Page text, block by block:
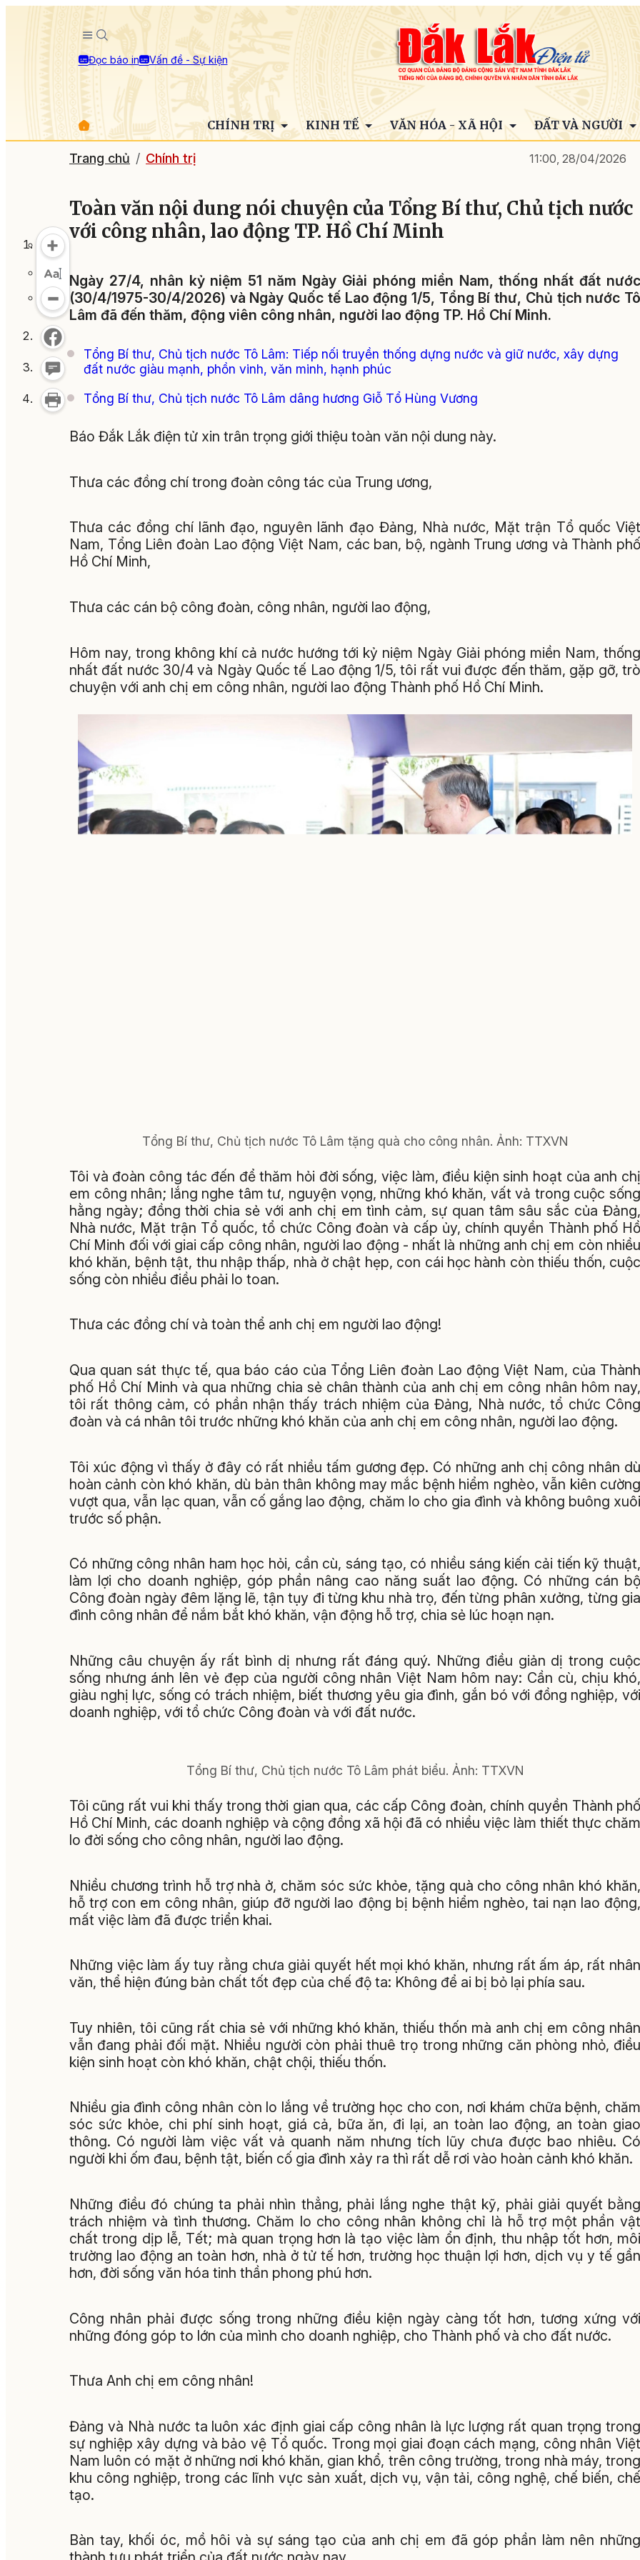
Đọc báo in Vấn đề - Sự kiện
CHÍNH TRỊ KINH TẾ VĂN HÓA - XÃ HỘI ĐẤT VÀ NGƯỜI
Trang chủ Chính trị 11:00, 28/04/2026
Toàn văn nội dung nói chuyện của Tổng Bí thư, Chủ tịch nước
với công nhân, lao động TP. Hồ Chí Minh
Ngày 27/4, nhân kỷ niệm 51 năm Ngày Giải phóng miền Nam, thống nhất đất nước
(30/4/1975-30/4/2026) và Ngày Quốc tế Lao động 1/5, Tổng Bí thư, Chủ tịch nước Tô
Lâm đã đến thăm, động viên công nhân, người lao động TP. Hồ Chí Minh.
Tổng Bí thư, Chủ tịch nước Tô Lâm: Tiếp nối truyền thống dựng nước và giữ nước, xây dựng
đất nước giàu mạnh, phồn vinh, văn minh, hạnh phúc
Tổng Bí thư, Chủ tịch nước Tô Lâm dâng hương Giỗ Tổ Hùng Vương
Báo Đắk Lắk điện tử xin trân trọng giới thiệu toàn văn nội dung này.
Thưa các đồng chí trong đoàn công tác của Trung ương,
Thưa các đồng chí lãnh đạo, nguyên lãnh đạo Đảng, Nhà nước, Mặt trận Tổ quốc Việt
Nam, Tổng Liên đoàn Lao động Việt Nam, các ban, bộ, ngành Trung ương và Thành phố
Hồ Chí Minh,
Thưa các cán bộ công đoàn, công nhân, người lao động,
Hôm nay, trong không khí cả nước hướng tới kỷ niệm Ngày Giải phóng miền Nam, thống
nhất đất nước 30/4 và Ngày Quốc tế Lao động 1/5, tôi rất vui được đến thăm, gặp gỡ, trò
chuyện với anh chị em công nhân, người lao động Thành phố Hồ Chí Minh.
Tổng Bí thư, Chủ tịch nước Tô Lâm tặng quà cho công nhân. Ảnh: TTXVN
Tôi và đoàn công tác đến để thăm hỏi đời sống, việc làm, điều kiện sinh hoạt của anh chị
em công nhân; lắng nghe tâm tư, nguyện vọng, những khó khăn, vất vả trong cuộc sống
hằng ngày; đồng thời chia sẻ với anh chị em tình cảm, sự quan tâm sâu sắc của Đảng,
Nhà nước, Mặt trận Tổ quốc, tổ chức Công đoàn và cấp ủy, chính quyền Thành phố Hồ
Chí Minh đối với giai cấp công nhân, người lao động - nhất là những anh chị em còn nhiều
khó khăn, bệnh tật, thu nhập thấp, nhà ở chật hẹp, con cái học hành còn thiếu thốn, cuộc
sống còn nhiều điều phải lo toan.
Thưa các đồng chí và toàn thể anh chị em người lao động!
Qua quan sát thực tế, qua báo cáo của Tổng Liên đoàn Lao động Việt Nam, của Thành
phố Hồ Chí Minh và qua những chia sẻ chân thành của anh chị em công nhân hôm nay,
tôi rất thông cảm, có phần nhận thấy trách nhiệm của Đảng, Nhà nước, tổ chức Công
đoàn và cá nhân tôi trước những khó khăn của anh chị em công nhân, người lao động.
Tôi xúc động vì thấy ở đây có rất nhiều tấm gương đẹp. Có những anh chị công nhân dù
hoàn cảnh còn khó khăn, dù bản thân không may mắc bệnh hiểm nghèo, vẫn kiên cường
vượt qua, vẫn lạc quan, vẫn cố gắng lao động, chăm lo cho gia đình và không buông xuôi
trước số phận.
Có những công nhân ham học hỏi, cần cù, sáng tạo, có nhiều sáng kiến cải tiến kỹ thuật,
làm lợi cho doanh nghiệp, góp phần nâng cao năng suất lao động. Có những cán bộ
Công đoàn ngày đêm lặng lẽ, tận tụy đi từng khu nhà trọ, đến từng phân xưởng, từng gia
đình công nhân để nắm bắt khó khăn, vận động hỗ trợ, chia sẻ lúc hoạn nạn.
Những câu chuyện ấy rất bình dị nhưng rất đáng quý. Những điều giản dị trong cuộc
sống nhưng ánh lên vẻ đẹp của người công nhân Việt Nam hôm nay: Cần cù, chịu khó,
giàu nghị lực, sống có trách nhiệm, biết thương yêu gia đình, gắn bó với đồng nghiệp, với
doanh nghiệp, với tổ chức Công đoàn và với đất nước.
Tổng Bí thư, Chủ tịch nước Tô Lâm phát biểu. Ảnh: TTXVN
Tôi cũng rất vui khi thấy trong thời gian qua, các cấp Công đoàn, chính quyền Thành phố
Hồ Chí Minh, các doanh nghiệp và cộng đồng xã hội đã có nhiều việc làm thiết thực chăm
lo đời sống cho công nhân, người lao động.
Nhiều chương trình hỗ trợ nhà ở, chăm sóc sức khỏe, tặng quà cho công nhân khó khăn,
hỗ trợ con em công nhân, giúp đỡ người lao động bị bệnh hiểm nghèo, tai nạn lao động,
mất việc làm đã được triển khai.
Những việc làm ấy tuy rằng chưa giải quyết hết mọi khó khăn, nhưng rất ấm áp, rất nhân
văn, thể hiện đúng bản chất tốt đẹp của chế độ ta: Không để ai bị bỏ lại phía sau.
Tuy nhiên, tôi cũng rất chia sẻ với những khó khăn, thiếu thốn mà anh chị em công nhân
vẫn đang phải đối mặt. Nhiều người còn phải thuê trọ trong những căn phòng nhỏ, điều
kiện sinh hoạt còn khó khăn, chật chội, thiếu thốn.
Nhiều gia đình công nhân còn lo lắng về trường học cho con, nơi khám chữa bệnh, chăm
sóc sức khỏe, chi phí sinh hoạt, giá cả, bữa ăn, đi lại, an toàn lao động, an toàn giao
thông. Có người làm việc vất vả quanh năm nhưng tích lũy chưa được bao nhiêu. Có
người khi ốm đau, bệnh tật, biến cố gia đình xảy ra thì rất dễ rơi vào hoàn cảnh khó khăn.
Những điều đó chúng ta phải nhìn thẳng, phải lắng nghe thật kỹ, phải giải quyết bằng
trách nhiệm và tình thương. Chăm lo cho công nhân không chỉ là hỗ trợ một phần vật
chất trong dịp lễ, Tết; mà quan trọng hơn là tạo việc làm ổn định, thu nhập tốt hơn, môi
trường lao động an toàn hơn, nhà ở tử tế hơn, trường học thuận lợi hơn, dịch vụ y tế gần
hơn, đời sống văn hóa tinh thần phong phú hơn.
Công nhân phải được sống trong những điều kiện ngày càng tốt hơn, tương xứng với
những đóng góp to lớn của mình cho doanh nghiệp, cho Thành phố và cho đất nước.
Thưa Anh chị em công nhân!
Đảng và Nhà nước ta luôn xác định giai cấp công nhân là lực lượng rất quan trọng trong
sự nghiệp xây dựng và bảo vệ Tổ quốc. Trong mọi giai đoạn cách mạng, công nhân Việt
Nam luôn có mặt ở những nơi khó khăn, gian khổ, trên công trường, trong nhà máy, trong
khu công nghiệp, trong các lĩnh vực sản xuất, dịch vụ, vận tải, công nghệ, chế biến, chế
tạo.
Bàn tay, khối óc, mồ hôi và sự sáng tạo của anh chị em đã góp phần làm nên những